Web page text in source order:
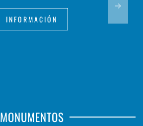
INFORMACIÓN
MONUMENTOS